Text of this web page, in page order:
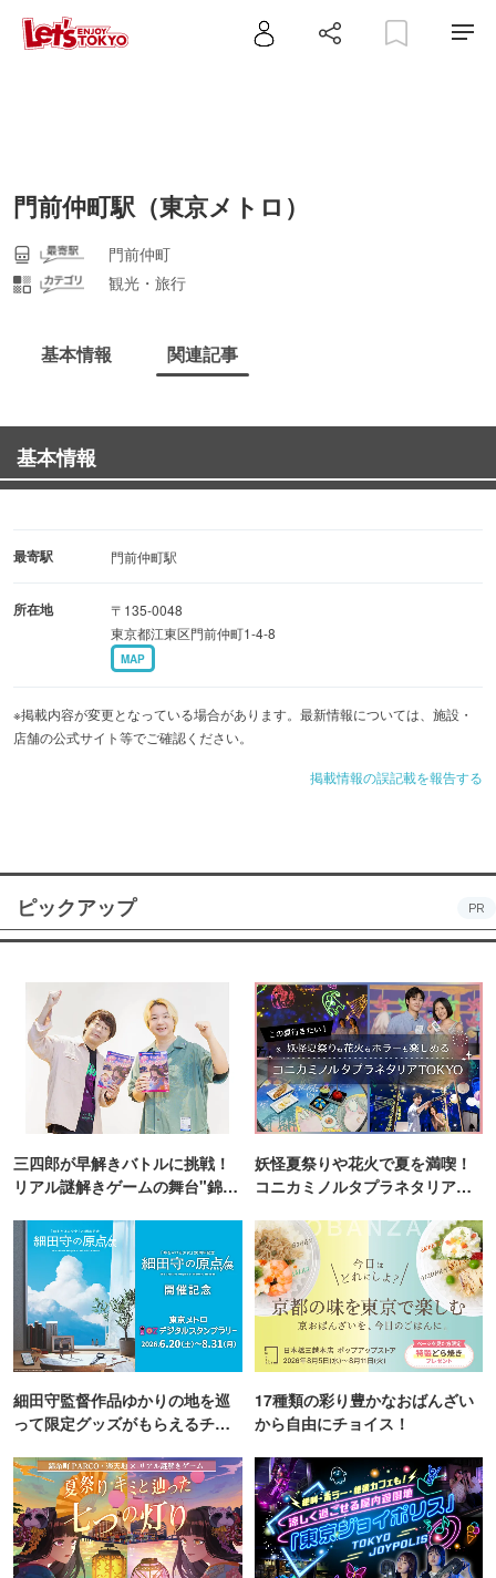
門前仲町駅（東京メトロ）
門前仲町
観光・旅行
基本情報 関連記事
基本情報
最寄駅 門前仲町駅
所在地
〒135-0048
東京都江東区門前仲町1-4-8
MAP
※掲載内容が変更となっている場合があります。最新情報については、施設・
店舗の公式サイト等でご確認ください。
掲載情報の誤記載を報告する
ピックアップ PR
三四郎が早解きバトルに挑戦！
リアル謎解きゲームの舞台"錦糸
妖怪夏祭りや花火で夏を満喫！
コニカミノルタプラネタリア
細田守監督作品ゆかりの地を巡
って限定グッズがもらえるチャ
17種類の彩り豊かなおばんざい
から自由にチョイス！